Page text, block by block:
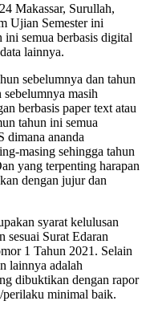
Makassar, Surullah,
Ujian Semester ini
ini semua berbasis digital
lainnya.
sebelumnya dan tahun
sebelumnya masih
berbasis paper text atau
tahun ini semua
dimana ananda
masing sehingga tahun
yang terpenting harapan
dengan jujur dan
syarat kelulusan
sesuai Surat Edaran
1 Tahun 2021. Selain
lainnya adalah
dibuktikan dengan rapor
perilaku minimal baik.